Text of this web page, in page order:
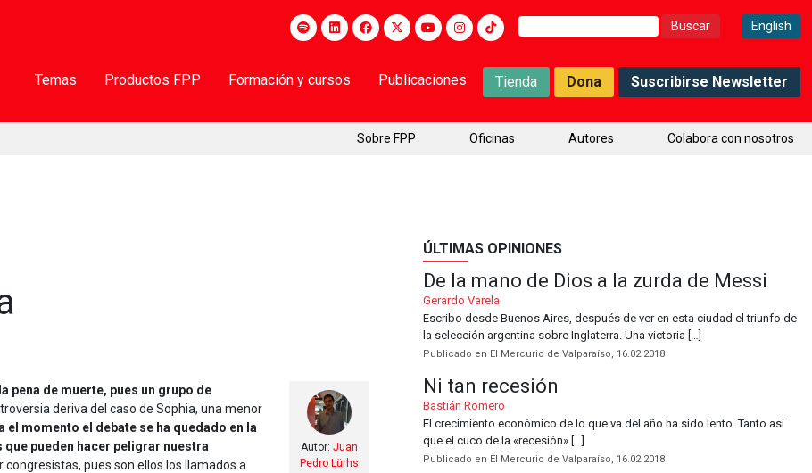
Buscar: English
Temas Productos FPP Formación y cursos Publicaciones Tienda Dona Suscribirse Newsletter
Sobre FPP Oficinas Autores Colabora con nosotros
Autor: Juan
Pedro Lürhs
pena de muerte, pues un grupo de
deriva del caso de Sophia, una menor
el momento el debate se ha quedado en la
pueden hacer peligrar nuestra
pues son ellos los llamados a
ÚLTIMAS OPINIONES
De la mano de Dios a la zurda de Messi
Gerardo Varela
Escribo desde Buenos Aires, después de ver en esta ciudad el triunfo de
la selección argentina sobre Inglaterra. Una victoria […]
Publicado en El Mercurio de Valparaíso, 16.02.2018
Ni tan recesión
Bastián Romero
El crecimiento económico de lo que va del año ha sido lento. Tanto así
que el cuco de la «recesión» […]
Publicado en El Mercurio de Valparaíso, 16.02.2018